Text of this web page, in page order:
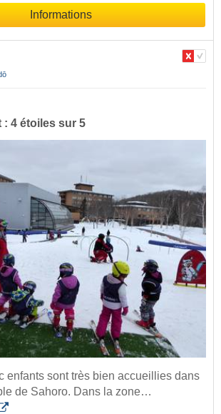
Informations
: 4 étoiles sur 5
enfants sont très bien accueillies dans
de Sahoro. Dans la zone…